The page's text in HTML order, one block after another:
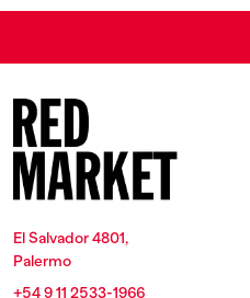
El Salvador 4801,
Palermo
+54 9 11 2533-1966